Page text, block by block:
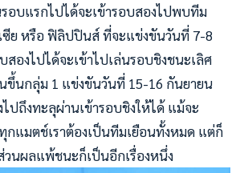
อบแรกไปได้จะเข้ารอบสองไปพบทีม
ซีย หรือ ฟิลิปปินส์ ที่จะแข่งขันวันที่ 7-8
องไปได้จะเข้าไปเล่นรอบชิงชนะเลิศ
ขึ้นกลุ่ม 1 แข่งขันวันที่ 15-16 กันยายน
ปถึงทะลุผ่านเข้ารอบชิงให้ได้ แม้จะ
กแมตช์เราต้องเป็นทีมเยือนทั้งหมด แต่ก็
วนผลแพ้ชนะก็เป็นอีกเรื่องหนึ่ง